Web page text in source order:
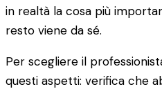
in realtà la cosa più
resto viene da sé.
Per scegliere il
questi aspetti: verifica che